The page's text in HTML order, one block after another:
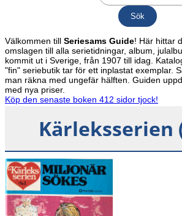
Välkommen till Seriesams Guide! Här hittar
omslagen till alla serietidningar, album,
kommit ut i Sverige, från 1907 till idag.
"fin" seriebutik tar för ett inplastat exemplar.
man räkna med ungefär hälften. Guiden
med nya priser.
Köp den senaste boken 412 sidor tjock!
Kärleksserien